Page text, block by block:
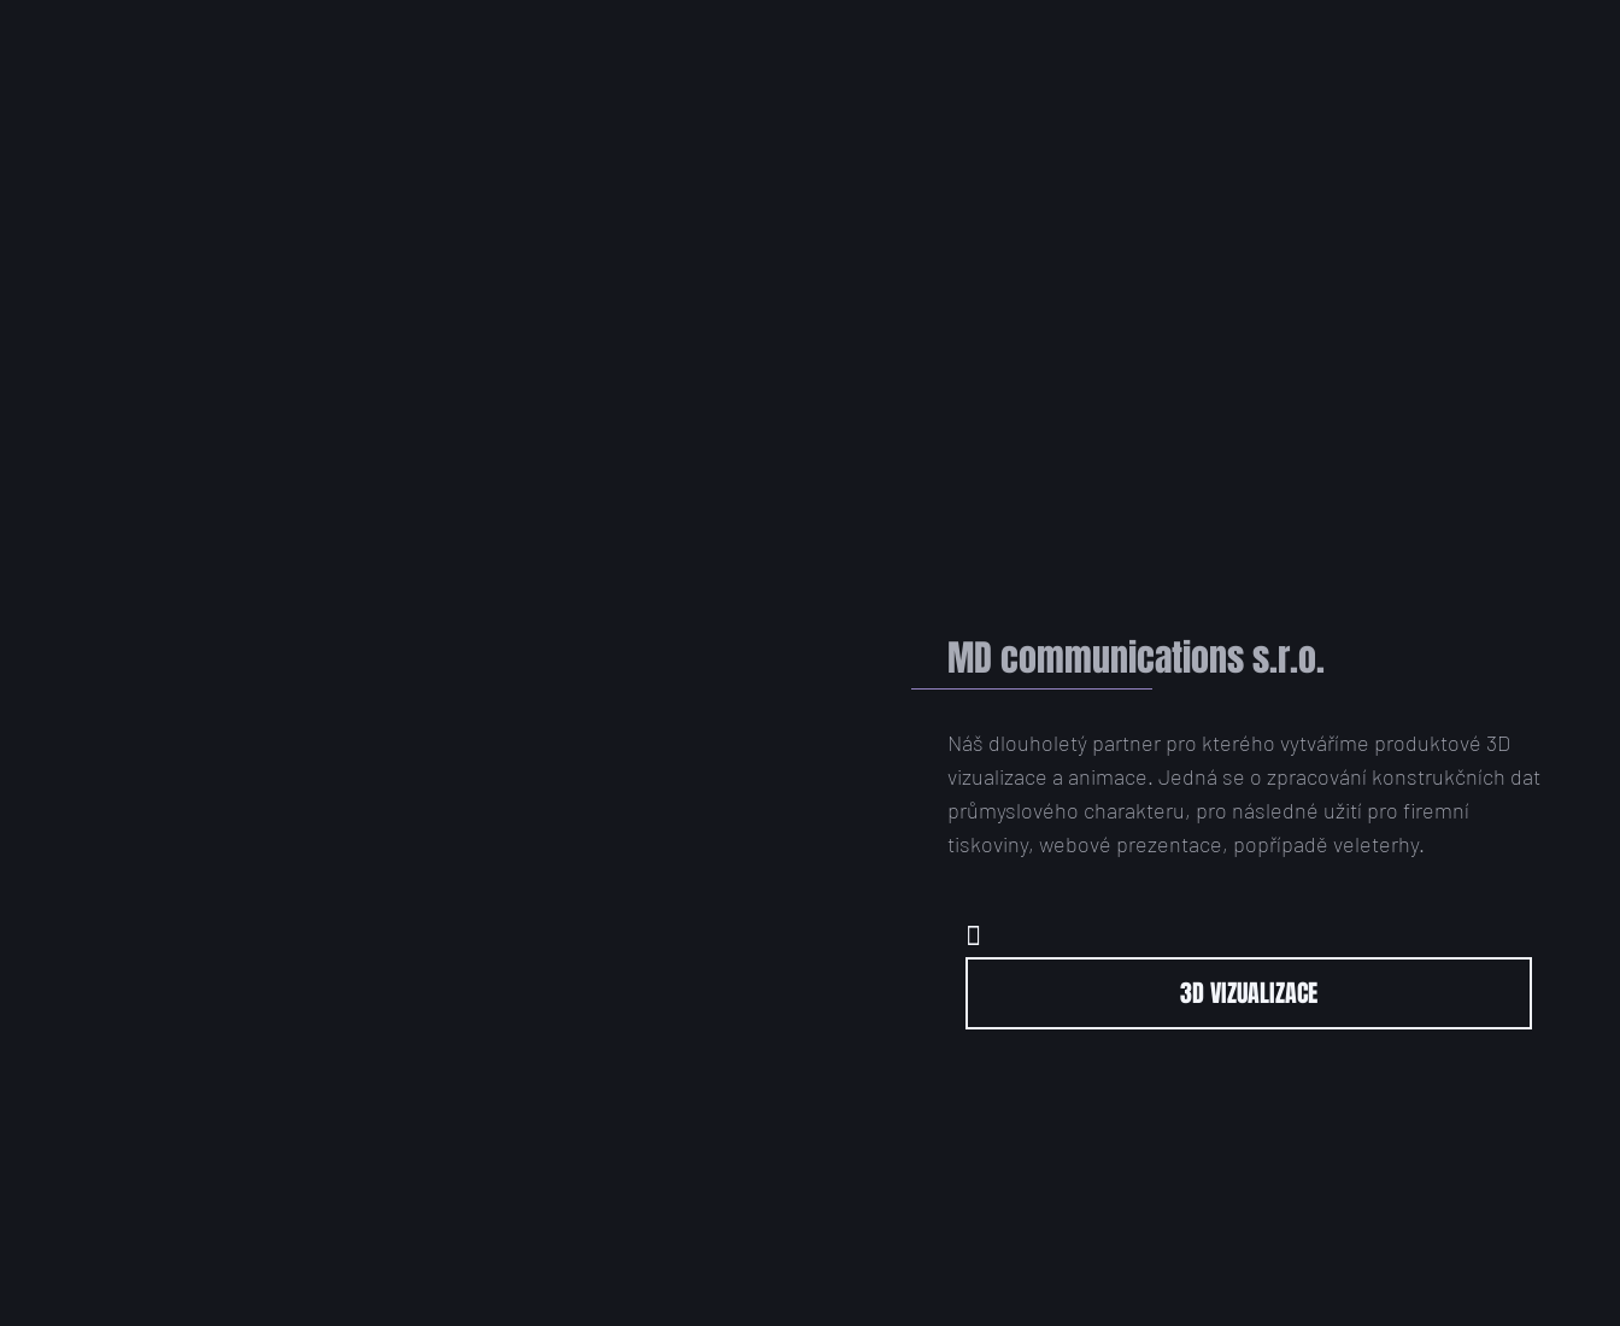
MD communications s.r.o.
Náš dlouholetý partner pro kterého vytváříme produktové 3D
vizualizace a animace. Jedná se o zpracování konstrukčních dat
průmyslového charakteru, pro následné užití pro firemní
tiskoviny, webové prezentace, popřípadě veleterhy.

3D VIZUALIZACE